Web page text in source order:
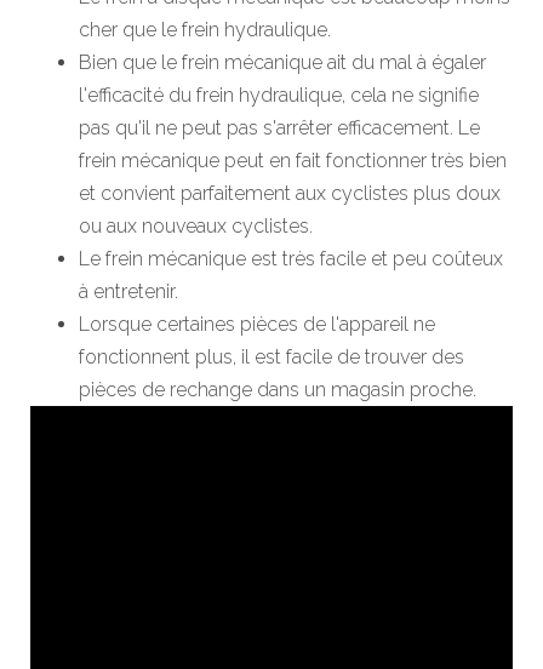
cher que le frein hydraulique.
Bien que le frein mécanique ait du mal à égaler
l'efficacité du frein hydraulique, cela ne signifie
pas qu'il ne peut pas s'arrêter efficacement. Le
frein mécanique peut en fait fonctionner très bien
et convient parfaitement aux cyclistes plus doux
ou aux nouveaux cyclistes.
Le frein mécanique est très facile et peu coûteux
à entretenir.
Lorsque certaines pièces de l'appareil ne
fonctionnent plus, il est facile de trouver des
pièces de rechange dans un magasin proche.